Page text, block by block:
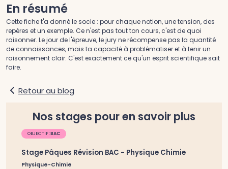
En résumé
Cette fiche t'a donné le socle : pour chaque notion, une tension, des
repères et un exemple. Ce n'est pas tout ton cours, c'est de quoi
raisonner. Le jour de l'épreuve, le jury ne récompense pas la quantité
de connaissances, mais ta capacité à problématiser et à tenir un
raisonnement clair. C'est exactement ce qu'un esprit scientifique sait
faire.
Retour au blog
Nos stages pour en savoir plus
OBJECTIF :BAC
Stage Pâques Révision BAC - Physique Chimie
Physique-Chimie